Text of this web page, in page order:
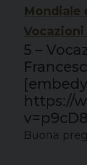
Mondiale
Vocazioni
5 –
https://
Buona